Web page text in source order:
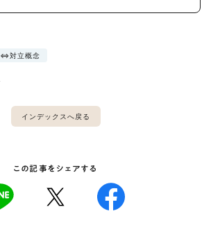
⇔対立概念
インデックスへ戻る
この記事をシェアする